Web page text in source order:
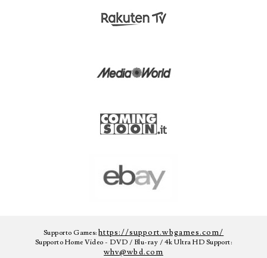
Supporto Games:https://support.wbgames.com/
Supporto Home Video - DVD / Blu-ray / 4k Ultra HD Support:
whv@wbd.com